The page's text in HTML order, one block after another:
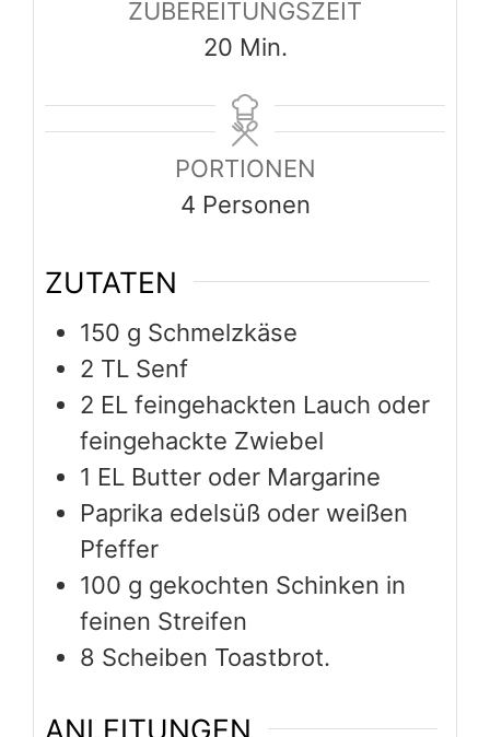
g Schmelzkäse
EL feingehackten Lauch oder
feingehackte Zwiebel
EL Butter oder Margarine
Paprika edelsüß oder weißen
100 g gekochten Schinken in
8 Scheiben Toastbrot.
ANLEITUNGEN
Schmelzkäse glattrühren. Mit
Senf, Lauch oder Zwiebel und
Butter oder Margarine mischen.
Mit Paprika oder Pfeffer
abschmecken. Den Schinken
unterheben.
Toastbrotscheiben verteilen.